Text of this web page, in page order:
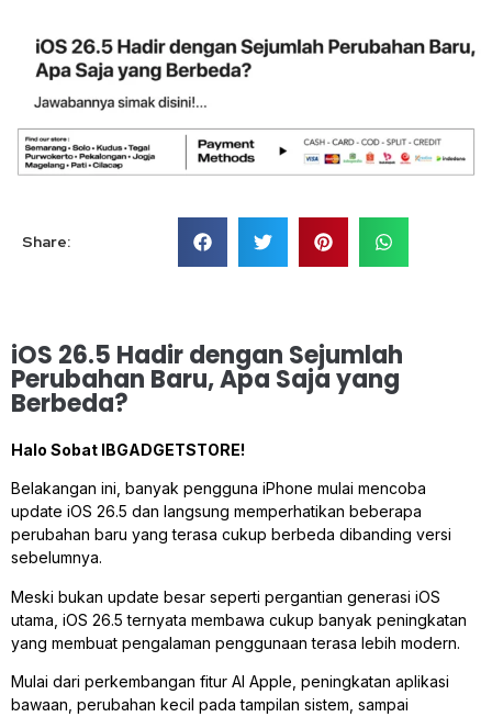
Share:
iOS 26.5 Hadir dengan Sejumlah
Perubahan Baru, Apa Saja yang
Berbeda?
Halo Sobat IBGADGETSTORE!
Belakangan ini, banyak pengguna iPhone mulai mencoba
update iOS 26.5 dan langsung memperhatikan beberapa
perubahan baru yang terasa cukup berbeda dibanding versi
sebelumnya.
Meski bukan update besar seperti pergantian generasi iOS
utama, iOS 26.5 ternyata membawa cukup banyak peningkatan
yang membuat pengalaman penggunaan terasa lebih modern.
Mulai dari perkembangan fitur AI Apple, peningkatan aplikasi
bawaan, perubahan kecil pada tampilan sistem, sampai